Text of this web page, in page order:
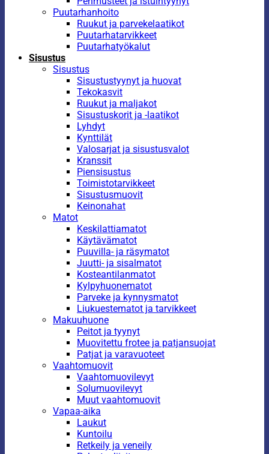
Puutarhanhoito
Ruukut ja parvekelaatikot
Puutarhatarvikkeet
Puutarhatyökalut
Sisustus
Sisustus
Sisustustyynyt ja huovat
Tekokasvit
Ruukut ja maljakot
Sisustuskorit ja -laatikot
Lyhdyt
Kynttilät
Valosarjat ja sisustusvalot
Kranssit
Piensisustus
Toimistotarvikkeet
Sisustusmuovit
Keinonahat
Matot
Keskilattiamatot
Käytävämatot
Puuvilla- ja räsymatot
Juutti- ja sisalmatot
Kosteantilanmatot
Kylpyhuonematot
Parveke ja kynnysmatot
Liukuestematot ja tarvikkeet
Makuuhuone
Peitot ja tyynyt
Muovitettu frotee ja patjansuojat
Patjat ja varavuoteet
Vaahtomuovit
Vaahtomuovilevyt
Solumuovilevyt
Muut vaahtomuovit
Vapaa-aika
Laukut
Kuntoilu
Retkeily ja veneily